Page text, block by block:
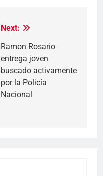
Next:
Ramon Rosario
entrega joven
buscado activamente
por la Policía
Nacional